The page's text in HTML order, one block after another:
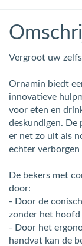
Vergroot uw
Ornamin biedt
innovatieve
voor eten en
deskundigen. De
er net zo uit als
echter verborgen
De bekers met
door:
- Door de
zonder het hoofd
- Door het
handvat kan de